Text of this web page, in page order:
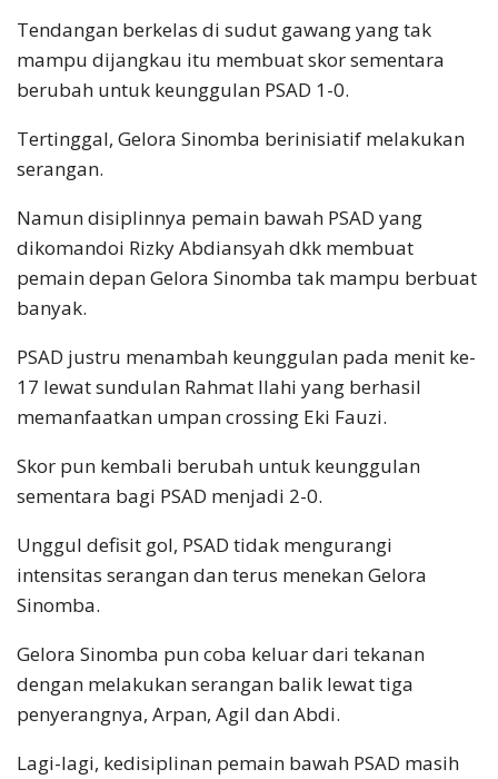
Tendangan berkelas di sudut gawang yang tak
mampu dijangkau itu membuat skor sementara
berubah untuk keunggulan PSAD 1-0.
Tertinggal, Gelora Sinomba berinisiatif melakukan
serangan.
Namun disiplinnya pemain bawah PSAD yang
dikomandoi Rizky Abdiansyah dkk membuat
pemain depan Gelora Sinomba tak mampu berbuat
banyak.
PSAD justru menambah keunggulan pada menit ke-
17 lewat sundulan Rahmat Ilahi yang berhasil
memanfaatkan umpan crossing Eki Fauzi.
Skor pun kembali berubah untuk keunggulan
sementara bagi PSAD menjadi 2-0.
Unggul defisit gol, PSAD tidak mengurangi
intensitas serangan dan terus menekan Gelora
Sinomba.
Gelora Sinomba pun coba keluar dari tekanan
dengan melakukan serangan balik lewat tiga
penyerangnya, Arpan, Agil dan Abdi.
Lagi-lagi, kedisiplinan pemain bawah PSAD masih